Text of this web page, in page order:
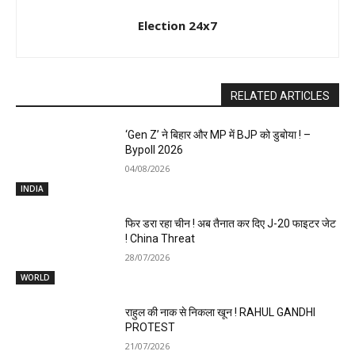
Election 24x7
RELATED ARTICLES
INDIA
‘Gen Z’ ने बिहार और MP में BJP को डुबोया ! –
Bypoll 2026
04/08/2026
WORLD
फिर डरा रहा चीन ! अब तैनात कर दिए J-20 फाइटर जेट
! China Threat
28/07/2026
राहुल की नाक से निकला खून ! RAHUL GANDHI
PROTEST
21/07/2026